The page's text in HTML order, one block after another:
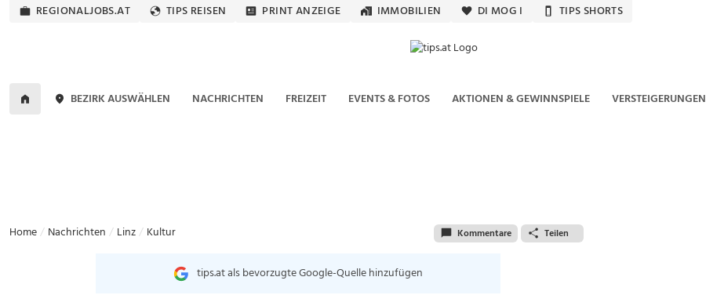
REGIONALJOBS.AT TIPS REISEN PRINT ANZEIGE IMMOBILIEN DI MOG I TIPS SHORTS
BEZIRK AUSWÄHLEN NACHRICHTEN FREIZEIT EVENTS & FOTOS AKTIONEN & GEWINNSPIELE VERSTEIGERUNGEN
Home Nachrichten Linz Kultur Kommentare Teilen
tips.at als bevorzugte Google-Quelle hinzufügen